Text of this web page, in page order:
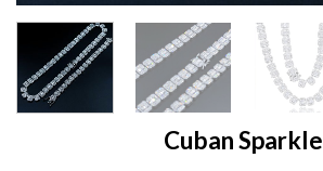
Cuban Sparkle